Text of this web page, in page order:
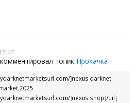
топик Прокачка
]nexus darknet
2025
]nexus shop[/url]